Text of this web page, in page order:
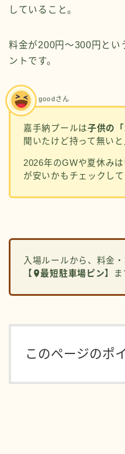
していること。
料金が200円〜300円とい
ントです。
嘉手納プールは子供の
聞いたけど持って無いと
2026年のGWや夏休み
が安いかもチェックして
goodさん
入場ルールから、料金
【
最短駐車場ピン】 ま
このページのポ